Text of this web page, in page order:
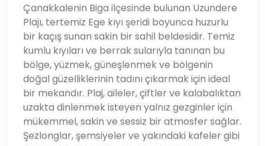
Çanakkalenin Biga ilçesinde bulunan Uzundere
Plajı, tertemiz Ege kıyı şeridi boyunca huzurlu
bir kaçış sunan sakin bir sahil beldesidir. Temiz
kumlu kıyıları ve berrak sularıyla tanınan bu
bölge, yüzmek, güneşlenmek ve bölgenin
doğal güzelliklerinin tadını çıkarmak için ideal
bir mekandır. Plaj, aileler, çiftler ve kalabalıktan
uzakta dinlenmek isteyen yalnız gezginler için
mükemmel, sakin ve sessiz bir atmosfer sağlar.
Şezlonglar, şemsiyeler ve yakındaki kafeler gibi